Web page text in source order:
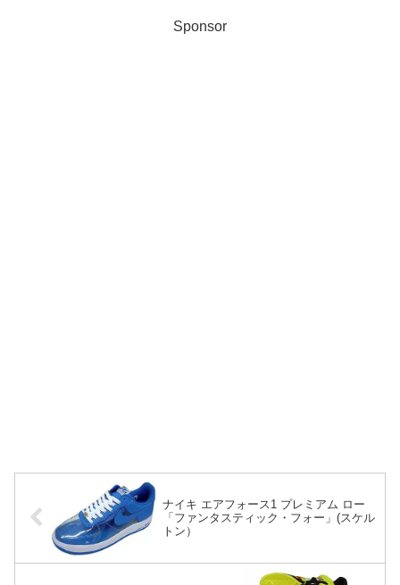
Sponsor
ナイキ エアフォース1 プレミアム ロー
「ファンタスティック・フォー」(スケル
トン）